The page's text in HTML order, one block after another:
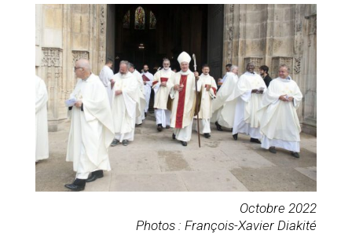
Octobre 2022
Photos : François-Xavier Diakité